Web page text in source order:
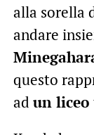
alla sorella
andare
questo
ad un liceo